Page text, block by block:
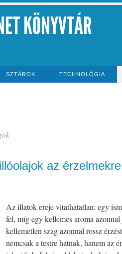
KÖNYVTÁR
SZTÁROK TECHNOLÓGIA
az
Az illatok ereje vitathatatlan: egy
fel, míg egy kellemes aroma
kellemetlen szag azonnal rossz
nemcsak a testre hatnak, hanem az